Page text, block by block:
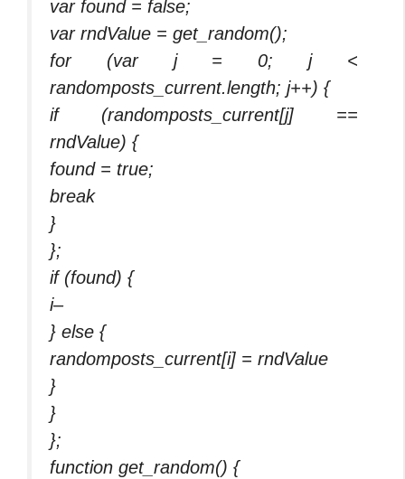
var found = false;
var rndValue = get_random();
for (var j = 0; j <
randomposts_current.length; j++) {
if (randomposts_current[j] ==
rndValue) {
found = true;
break
}
};
if (found) {
i–
} else {
randomposts_current[i] = rndValue
}
}
};
function get_random() {